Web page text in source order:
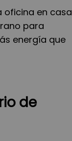
oficina en casa
para
energía que
de